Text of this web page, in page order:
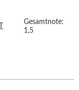
Gesamtnote:
1,5